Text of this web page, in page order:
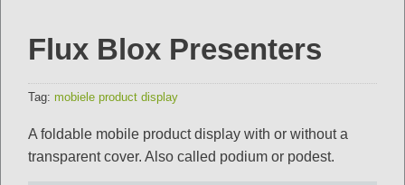
Flux Blox Presenters
Tag: mobiele product display
A foldable mobile product display with or without a
transparent cover. Also called podium or podest.